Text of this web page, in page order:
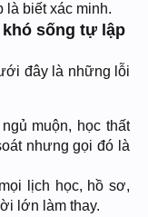
là biết xác minh.
sống tự lập
đây là những lỗi
ngủ muộn, học thất
nhưng gọi đó là
mọi lịch học, hồ sơ,
lớn làm thay.